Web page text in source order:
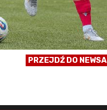
PRZEJDŹ DO NEWSA